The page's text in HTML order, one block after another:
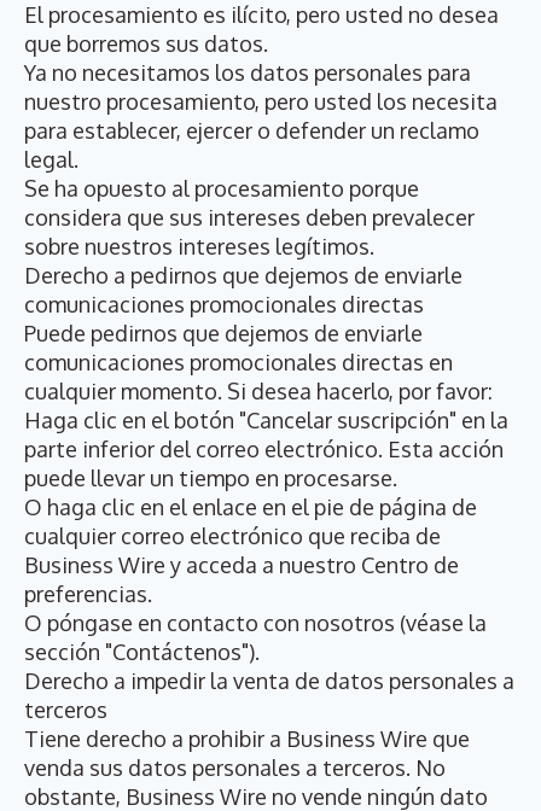
El procesamiento es ilícito, pero usted no desea
que borremos sus datos.
Ya no necesitamos los datos personales para
nuestro procesamiento, pero usted los necesita
para establecer, ejercer o defender un reclamo
legal.
Se ha opuesto al procesamiento porque
considera que sus intereses deben prevalecer
sobre nuestros intereses legítimos.
Derecho a pedirnos que dejemos de enviarle
comunicaciones promocionales directas
Puede pedirnos que dejemos de enviarle
comunicaciones promocionales directas en
cualquier momento. Si desea hacerlo, por favor:
Haga clic en el botón "Cancelar suscripción" en la
parte inferior del correo electrónico. Esta acción
puede llevar un tiempo en procesarse.
O haga clic en el enlace en el pie de página de
cualquier correo electrónico que reciba de
Business Wire y acceda a nuestro Centro de
preferencias.
O póngase en contacto con nosotros (véase la
sección "Contáctenos").
Derecho a impedir la venta de datos personales a
terceros
Tiene derecho a prohibir a Business Wire que
venda sus datos personales a terceros. No
obstante, Business Wire no vende ningún dato